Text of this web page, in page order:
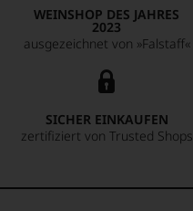
WEINSHOP DES JAHRES
2023
ausgezeichnet von »Falstaff«
SICHER EINKAUFEN
zertifiziert von Trusted Shops